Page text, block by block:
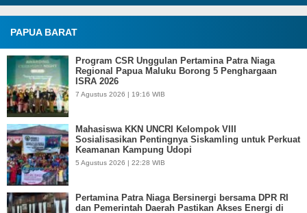
PAPUA BARAT
Program CSR Unggulan Pertamina Patra Niaga
Regional Papua Maluku Borong 5 Penghargaan
ISRA 2026
7 Agustus 2026 | 19:16 WIB
Mahasiswa KKN UNCRI Kelompok VIII
Sosialisasikan Pentingnya Siskamling untuk Perkuat
Keamanan Kampung Udopi
5 Agustus 2026 | 22:28 WIB
Pertamina Patra Niaga Bersinergi bersama DPR RI
dan Pemerintah Daerah Pastikan Akses Energi di